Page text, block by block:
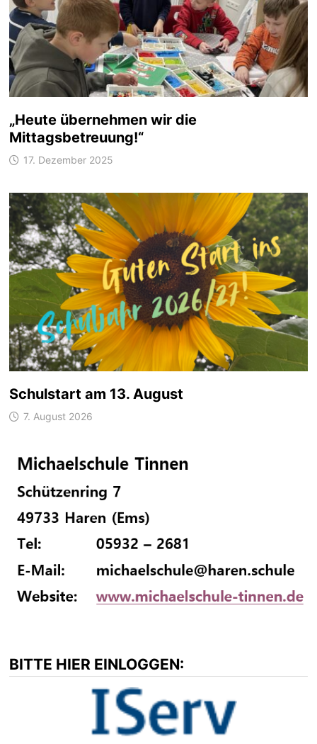
„Heute übernehmen wir die
Mittagsbetreuung!“
17. Dezember 2025
Schulstart am 13. August
7. August 2026
BITTE HIER EINLOGGEN: